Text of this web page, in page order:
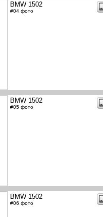
BMW 1502
#04 фото
BMW 1502
#05 фото
BMW 1502
#06 фото